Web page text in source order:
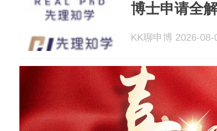
博士申请全
KK聊申博 2026-08-